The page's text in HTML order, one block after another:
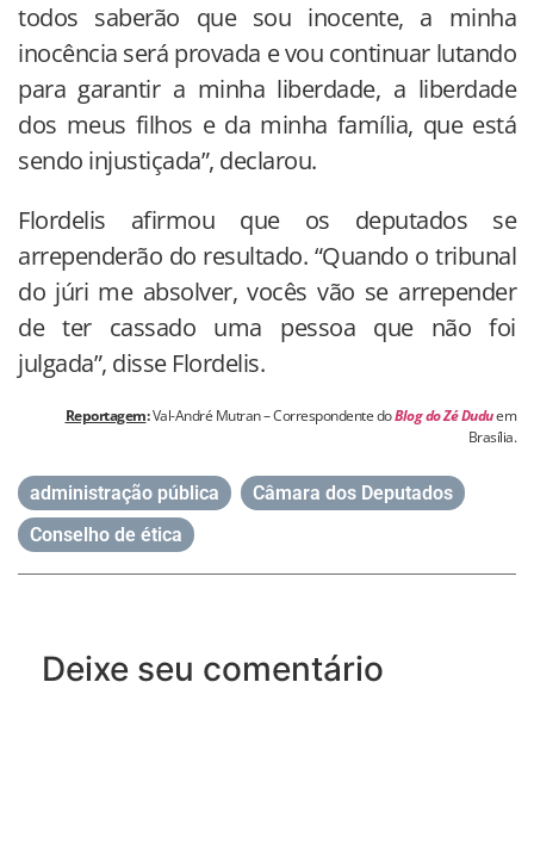
todos saberão que sou inocente, a minha
inocência será provada e vou continuar lutando
para garantir a minha liberdade, a liberdade
dos meus filhos e da minha família, que está
sendo injustiçada”, declarou.
Flordelis afirmou que os deputados se
arrependerão do resultado. “Quando o tribunal
do júri me absolver, vocês vão se arrepender
de ter cassado uma pessoa que não foi
julgada”, disse Flordelis.
Reportagem:Val-André Mutran – Correspondente doBlog do Zé Duduem
Brasília.
administração pública Câmara dos Deputados
Conselho de ética
Deixe seu comentário